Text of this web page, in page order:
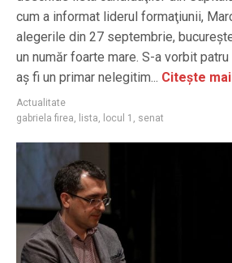
cum a informat liderul formaţiunii,
alegerile din 27 septembrie,
un număr foarte mare. S-a vorbit
aş fi un primar nelegitim... Citește
Actualitate
gabriela firea
lista locul 1 senat